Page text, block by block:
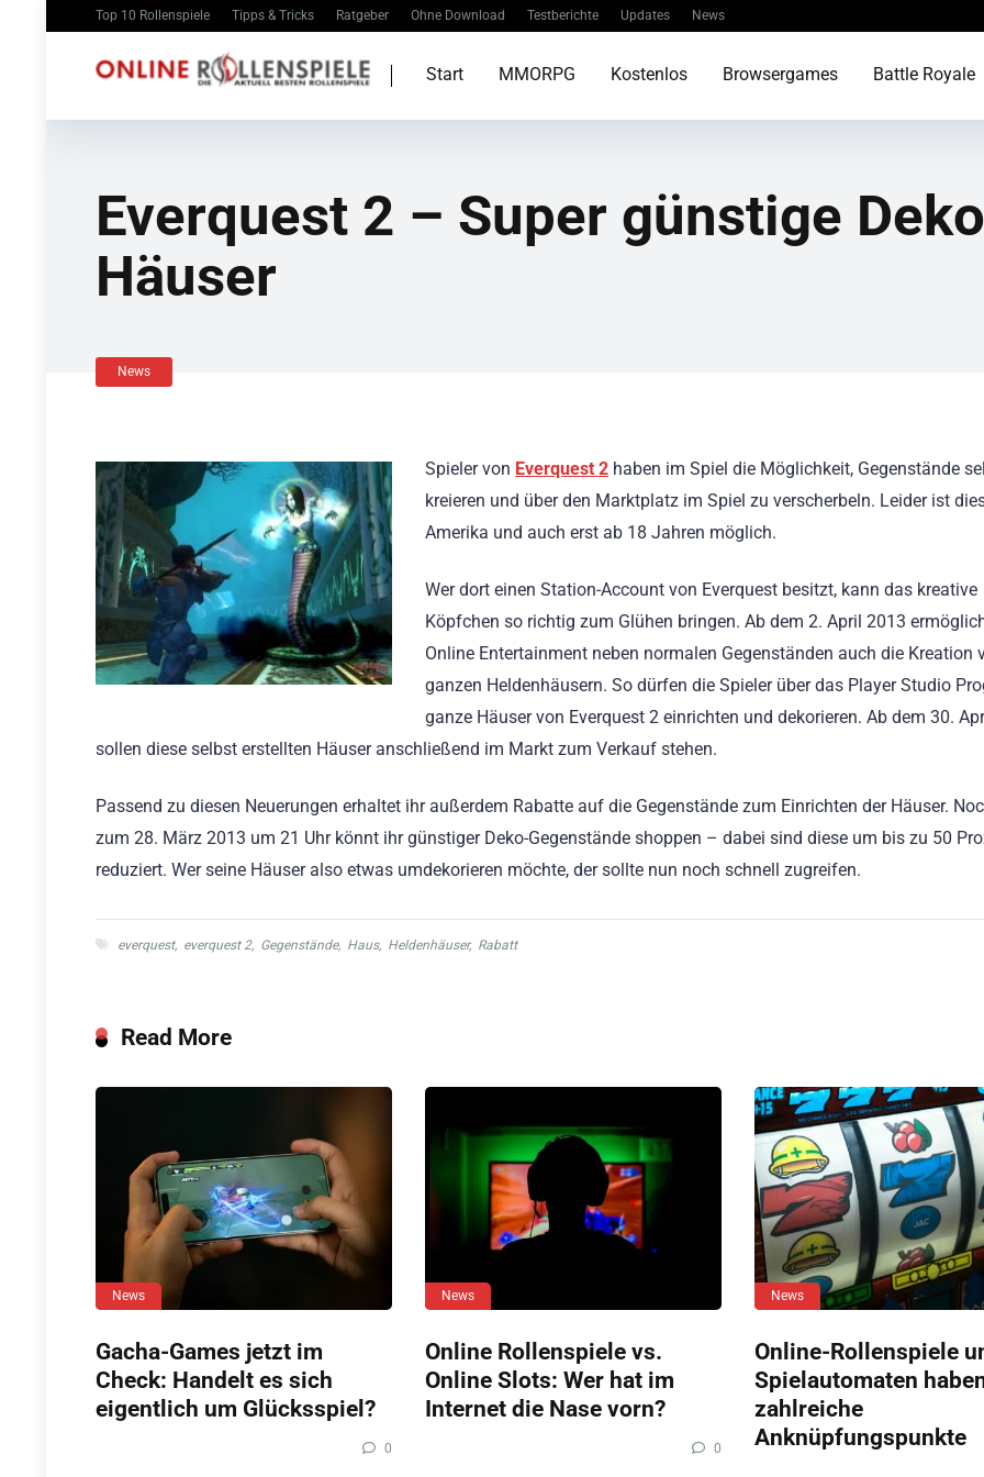
Top 10 Rollenspiele Tipps & Tricks Ratgeber Ohne Download Testberichte Updates News
Start MMORPG Kostenlos Browsergames Battle Royale
Everquest 2 – Super günstige
Häuser
News
Spieler von Everquest 2 haben im Spiel die Möglichkeit, Gegenstände
kreieren und über den Marktplatz im Spiel zu verscherbeln. Leider ist
Amerika und auch erst ab 18 Jahren möglich.
Wer dort einen Station-Account von Everquest besitzt, kann das kreative
Köpfchen so richtig zum Glühen bringen. Ab dem 2. April 2013
Online Entertainment neben normalen Gegenständen auch die Kreation
ganzen Heldenhäusern. So dürfen die Spieler über das Player Studio
ganze Häuser von Everquest 2 einrichten und dekorieren. Ab dem 30.
sollen diese selbst erstellten Häuser anschließend im Markt zum Verkauf stehen.
Passend zu diesen Neuerungen erhaltet ihr außerdem Rabatte auf die Gegenstände zum Einrichten der Häuser.
zum 28. März 2013 um 21 Uhr könnt ihr günstiger Deko-Gegenstände shoppen – dabei sind diese um bis zu 50
reduziert. Wer seine Häuser also etwas umdekorieren möchte, der sollte nun noch schnell zugreifen.
everquest, everquest 2, Gegenstände, Haus, Heldenhäuser, Rabatt
Read More
News
Gacha-Games jetzt im
Check: Handelt es sich
eigentlich um Glücksspiel?
0
News
Online Rollenspiele vs.
Online Slots: Wer hat im
Internet die Nase vorn?
0
News
Online-Rollenspiele
Spielautomaten
zahlreiche
Anknüpfungspunkte